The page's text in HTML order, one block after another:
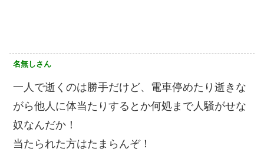
名無しさん
一人で逝くのは勝手だけど、電車停めたり逝きな
がら他人に体当たりするとか何処まで人騒がせな
奴なんだか！
当たられた方はたまらんぞ！